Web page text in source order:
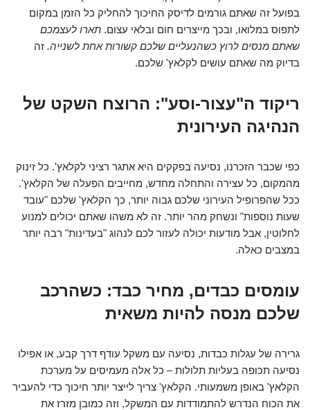
בפועל זה שאתם גורמים לדיסק החיכוך להחליק כל הזמן במקום
לתפוס במלואו, ובכך מייצרים חום ובלאי עצום. תארו לעצמכם
שאתם מנסים לרוץ כשהנעליים שלכם קשורות אחת לשנייה. זה
בדיוק מה שאתם עושים לקלאץ' שלכם.
ריקוד ה"עצור-וסע": הרוצח השקט של
הנהיגה העירונית
כפי שכבר הזכרנו, נסיעה בפקקים היא אתגר רציני לקלאץ'. כל זינוק
מהמקום, כל עצירה והתחלה מחדש, מחייבים הפעלה של הקלאץ'.
ככל שהפרופיל העירוני שלכם גבוה יותר, כך הקלאץ' שלכם "עובד
שעות נוספות" ונשחק מהר יותר. זה לא משהו שאתם יכולים למנוע
לחלוטין, אבל מודעות יכולה לעזור לכם לנהוג "בעדינות" רבה יותר
במצבים כאלה.
עומסים כבדים, מחיר כבד: כשהרכב
שלכם מנסה להיות משאית
גרירה של עגלות כבדות, נסיעה עם משקל עודף דרך קבע, או אפילו
נסיעה תכופה בעליות תלולות – כל אלה מעמיסים על מערכת
הקלאץ' באופן משמעותי. הקלאץ' צריך לייצר יותר חיכוך כדי להעביר
את הכוח הנדרש להתמודדות עם המשקל, וזה כמובן מזרז את